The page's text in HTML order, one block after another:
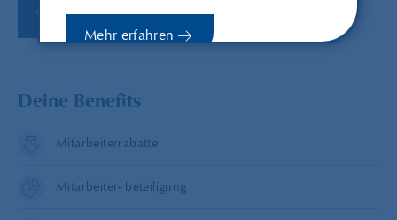
Mehr erfahren
Schließen
Weiter zur Bewerbung
Deine Benefits
Mitarbeiterrabatte
Mitarbeiter- beteiligung